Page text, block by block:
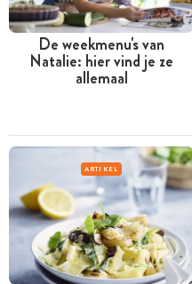
De weekmenu's van
Natalie: hier vind je ze
allemaal
ARTIKEL